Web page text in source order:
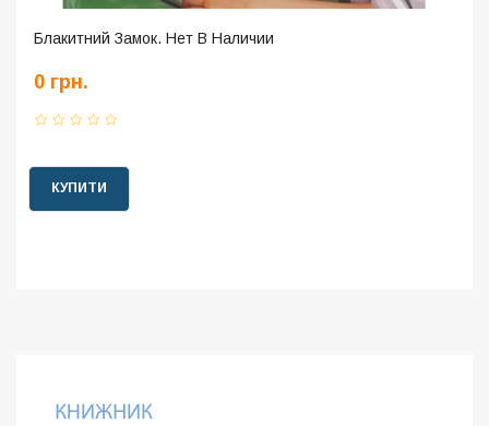
Блакитний Замок. Нет В Наличии
0 грн.
КУПИТИ